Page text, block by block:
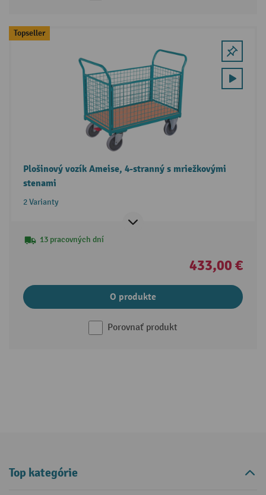
Topseller
Plošinový vozík Ameise, 4-stranný s mriežkovými
stenami
2 Varianty
13 pracovných dní
433,00 €
O produkte
Porovnať produkt
Top kategórie